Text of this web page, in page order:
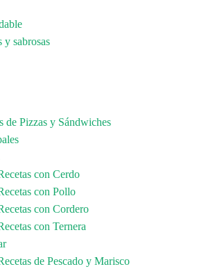
y sabrosas
de Pizzas y Sándwiches
con Cerdo
con Pollo
con Cordero
con Ternera
de Pescado y Marisco